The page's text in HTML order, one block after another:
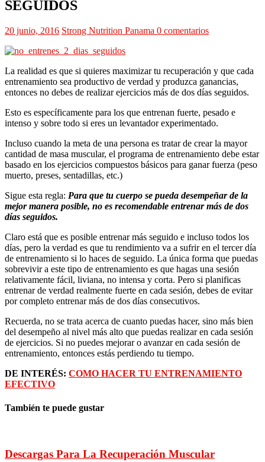
SEGUIDOS
20 junio, 2016 Strong Nutrition Panama 0 comentarios
La realidad es que si quieres maximizar tu recuperación y que cada
entrenamiento sea productivo de verdad y produzca ganancias,
entonces no debes de realizar ejercicios más de dos días seguidos.
Esto es específicamente para los que entrenan fuerte, pesado e
intenso y sobre todo si eres un levantador experimentado.
Incluso cuando la meta de una persona es tratar de crear la mayor
cantidad de masa muscular, el programa de entrenamiento debe estar
basado en los ejercicios compuestos básicos para ganar fuerza (peso
muerto, preses, sentadillas, etc.)
Sigue esta regla: Para que tu cuerpo se pueda desempeñar de la
mejor manera posible, no es recomendable entrenar más de dos
días seguidos.
Claro está que es posible entrenar más seguido e incluso todos los
días, pero la verdad es que tu rendimiento va a sufrir en el tercer día
de entrenamiento si lo haces de seguido. La única forma que puedas
sobrevivir a este tipo de entrenamiento es que hagas una sesión
relativamente fácil, liviana, no intensa y corta. Pero si planificas
entrenar de verdad realmente fuerte en cada sesión, debes de evitar
por completo entrenar más de dos días consecutivos.
Recuerda, no se trata acerca de cuanto puedas hacer, sino más bien
del desempeño al nivel más alto que puedas realizar en cada sesión
de ejercicios. Si no puedes mejorar o avanzar en cada sesión de
entrenamiento, entonces estás perdiendo tu tiempo.
DE INTERÉS: COMO HACER TU ENTRENAMIENTO
EFECTIVO
También te puede gustar
Descargas Para La Recuperación Muscular